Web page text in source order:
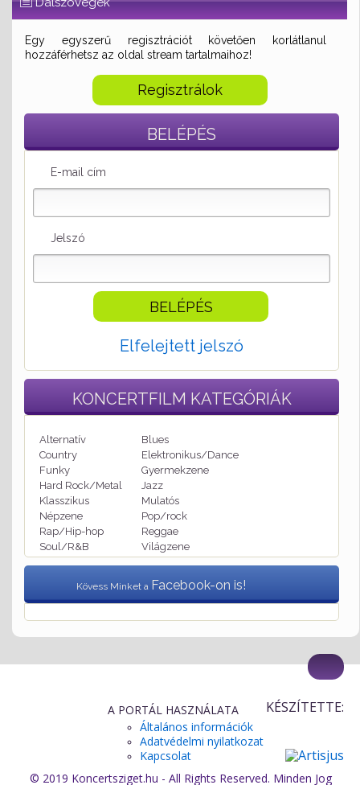
Egy egyszerű regisztrációt követően korlátlanul
hozzáférhetsz az oldal stream tartalmaihoz!
Regisztrálok
BELÉPÉS
E-mail cím
Jelszó
Elfelejtett jelszó
KONCERTFILM KATEGÓRIÁK
Alternatív
Blues
Country
Elektronikus/Dance
Funky
Gyermekzene
Hard Rock/Metal
Jazz
Klasszikus
Mulatós
Népzene
Pop/rock
Rap/Hip-hop
Reggae
Soul/R&B
Világzene
Kövess Minket a Facebook-on is!
© 2019 Koncertsziget.hu - All Rights Reserved. Minden Jog
A PORTÁL HASZNÁLATA
Általános információk
Adatvédelmi nyilatkozat
Kapcsolat
KÉSZÍTETTE: